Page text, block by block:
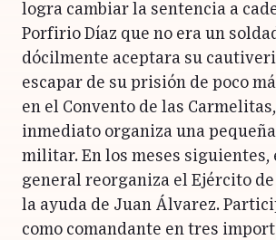
logra cambiar la sentencia a
Porfirio Díaz que no era un
dócilmente aceptara su
escapar de su prisión de poco
en el Convento de las
inmediato organiza una
militar. En los meses
general reorganiza el Ejército
la ayuda de Juan Álvarez.
como comandante en tres